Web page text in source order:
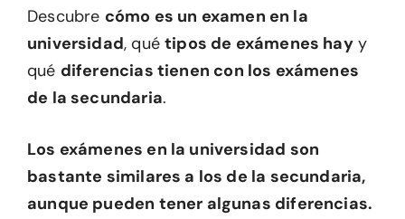
Descubre cómo es un examen en la
universidad, quétipos de exámenes hayy
qué diferencias tienen con los exámenes
de la secundaria.
Los exámenes en la universidad son
bastante similares a los de la secundaria,
aunque pueden tener algunas diferencias.